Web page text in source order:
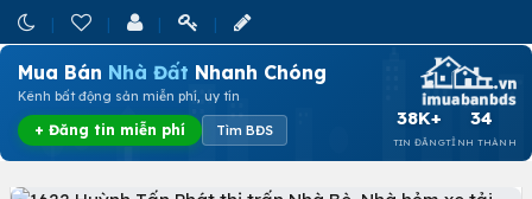
Mua Bán Nhà Đất Nhanh Chóng
Kênh bất động sản miễn phí, uy tín
+ Đăng tin miễn phí Tìm BĐS
38K+
TIN ĐĂNG
34
TỈNH THÀNH